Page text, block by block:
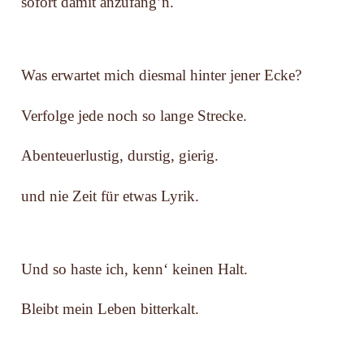
Was erwartet mich diesmal hinter jener Ecke?
Verfolge jede noch so lange Strecke.
Abenteuerlustig, durstig, gierig.
und nie Zeit für etwas Lyrik.
Und so haste ich, kenn‘ keinen Halt.
Bleibt mein Leben bitterkalt.